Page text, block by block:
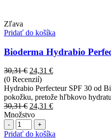
Zľava
Pridať do košíka
Bioderma Hydrabio
30,31€ Pôvodná
cena
bola:
30,31 €.
24,31 €Aktuálna
je:
24,31 €.
(0 Recenzií)
Hydrabio Perfecteur SPF 30 od
pokožku, pretože hľbkovo
30,31€ Pôvodná
cena
bola:
30,31 €.
24,31 €Aktuálna
24,31 €.
Množstvo
Počet
Pridať do košíka